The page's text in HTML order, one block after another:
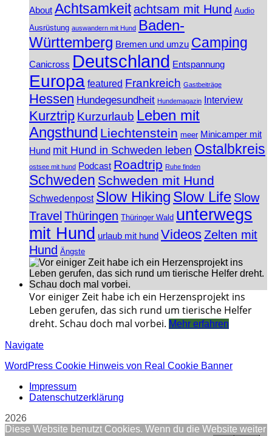
About Achtsamkeitachtsam mit Hund Audio
Ausrüstung auswandern mit Hund Baden-
Württemberg Bremen und umzu Camping
Canicross Deutschland Entspannung
Europa featured Frankreich Gastbeiträge
Hessen Hundegesundheit Hundemagazin Interview
Kurztrip Kurzurlaub Leben mit
Angsthund Liechtenstein meer Minicamper mit
Hund mit Hund in Schweden leben Ostalbkreis
ostsee mit hund Podcast Roadtrip Ruhe finden
Schweden Schweden mit Hund
Schwedenpost Slow Hiking Slow Life Slow
Travel Thüringen Thüringer Wald unterwegs
mit Hund urlaub mit hund VideosZelten mit
Hund Ängste
Vor einiger Zeit habe ich ein Herzensprojekt ins
Leben gerufen, das sich rund um tierische Helfer
dreht. Schau doch mal vorbei. Mehr erfahren
Navigate
WordPress Cookie Hinweis von Real Cookie Banner
Impressum
Datenschutzerklärung
2026
Diese Website benutzt Cookies. Wenn du die Website weiter